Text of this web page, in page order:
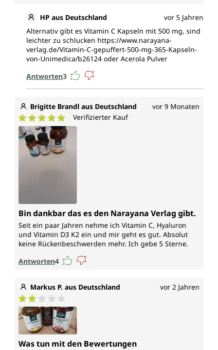
HP aus Deutschland
vor 5 Jahren
Alternativ gibt es Vitamin C Kapseln mit 500 mg, sind
leichter zu schlucken https://www.narayana-
verlag.de/Vitamin-C-gepuffert-500-mg-365-Kapseln-
von-Unimedica/b26124 oder Acerola Pulver
Antworten3
Brigitte Brandl aus Deutschland vor 9 Monaten
Durchschnittliche Bewertung von 5 von 5 Sternen
Verifizierter Kauf
Bin dankbar das es den Narayana Verlag gibt.
Seit ein paar Jahren nehme ich Vitamin C, Hyaluron
und Vitamin D3 K2 ein und mir geht es gut. Absolut
keine Rückenbeschwerden mehr. Ich gebe 5 Sterne.
Antworten4
Markus P. aus Deutschland vor 2 Jahren
Durchschnittliche Bewertung von 2 von 5 Sternen
Was tun mit den Bewertungen